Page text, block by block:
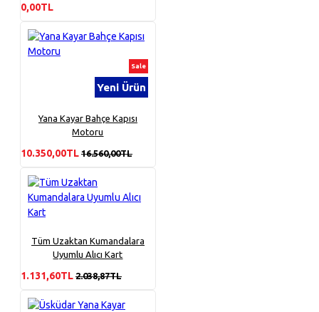
0,00TL
Sale
Yeni Ürün
Yana Kayar Bahçe Kapısı
Motoru
10.350,00TL 16.560,00TL
Tüm Uzaktan Kumandalara
Uyumlu Alıcı Kart
1.131,60TL 2.038,87TL